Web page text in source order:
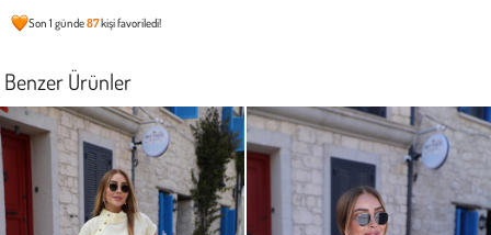
Son 1 günde87kişi favoriledi!
Benzer Ürünler